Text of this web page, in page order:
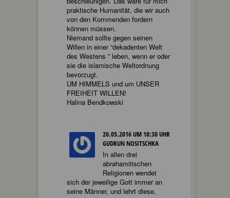
praktische Humanität, die wir auch
von den Kommenden fordern
können müssen.
Niemand sollte gegen seinen
Willen in einer “dekadenten Welt
des Westens ” leben, wenn er oder
sie die islamische Weltordnung
bevorzugt.
UM HIMMELS und um UNSER
FREIHEIT WILLEN!
Halina Bendkowski
20.05.2016 UM 18:30 UHR
GUDRUN NOSITSCHKA
In allen drei
abrahamitischen
Religionen wendet
sich der jeweilige Gott immer an
seine Männer, und lehrt diese,